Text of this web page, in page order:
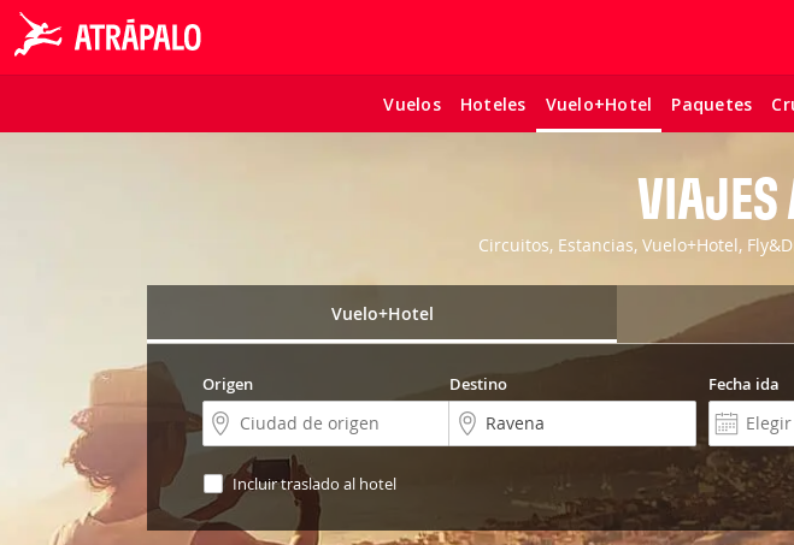
Vuelos Hoteles Vuelo+Hotel Paquetes
VIAJES
Circuitos, Estancias, Vuelo+Hotel,
Vuelo+Hotel
Origen Destino Fecha ida
Incluir traslado al hotel